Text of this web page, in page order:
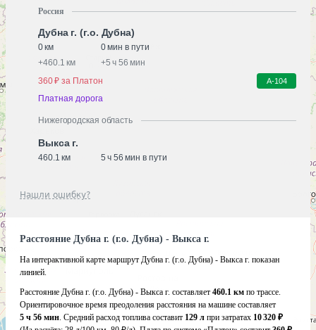
Россия
Дубна г. (г.о. Дубна)
0 км
0 мин в пути
+460.1 км +5 ч 56 мин
360 ₽ за Платон
А-104
Платная дорога
Нижегородская область
Выкса г.
460.1 км 5 ч 56 мин в пути
Нашли ошибку?
Расстояние Дубна г. (г.о. Дубна) - Выкса г.
На интерактивной карте маршрут Дубна г. (г.о. Дубна) - Выкса г. показан
линией.
Расстояние Дубна г. (г.о. Дубна) - Выкса г. составляет 460.1 км по трассе.
Ориентировочное время преодоления расстояния на машине составляет
5 ч 56 мин. Средний расход топлива составит 129 л при затратах 10 320 ₽